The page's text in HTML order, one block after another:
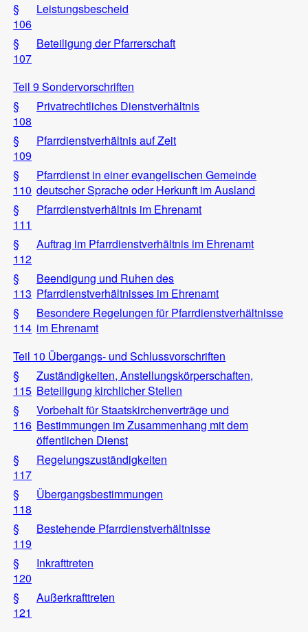
§
106
Leistungsbescheid
§
107
Beteiligung der Pfarrerschaft
Teil 9 Sondervorschriften
§
108
Privatrechtliches Dienstverhältnis
§
109
Pfarrdienstverhältnis auf Zeit
§
110
Pfarrdienst in einer evangelischen Gemeinde
deutscher Sprache oder Herkunft im Ausland
§
111
Pfarrdienstverhältnis im Ehrenamt
§
112
Auftrag im Pfarrdienstverhältnis im Ehrenamt
§
113
Beendigung und Ruhen des
Pfarrdienstverhältnisses im Ehrenamt
§
114
Besondere Regelungen für Pfarrdienstverhältnisse
im Ehrenamt
Teil 10 Übergangs- und Schlussvorschriften
§
115
Zuständigkeiten, Anstellungskörperschaften,
Beteiligung kirchlicher Stellen
§
116
Vorbehalt für Staatskirchenverträge und
Bestimmungen im Zusammenhang mit dem
öffentlichen Dienst
§
117
Regelungszuständigkeiten
§
118
Übergangsbestimmungen
§
119
Bestehende Pfarrdienstverhältnisse
§
120
Inkrafttreten
§
121
Außerkrafttreten